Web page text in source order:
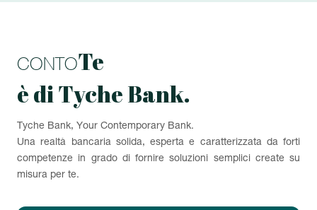
CONTOTe
è di Tyche Bank.
Tyche Bank, Your Contemporary Bank.
Una realtà bancaria solida, esperta e caratterizzata da forti
competenze in grado di fornire soluzioni semplici create su
misura per te.